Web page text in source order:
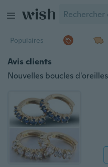
Populaires
Avis clients